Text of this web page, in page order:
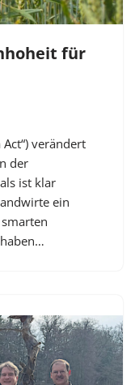
für
verändert
der
ist klar
ein